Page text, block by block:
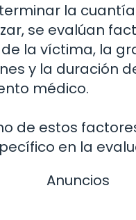
la
se evalúan
la víctima, la
y la duración
médico.
de estos
en la
Anuncios